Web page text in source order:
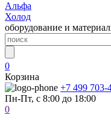
Альфа
Холод
оборудование и
0
Корзина
+7 499 703-
Пн-Пт, с 8:00 до 18:00
0